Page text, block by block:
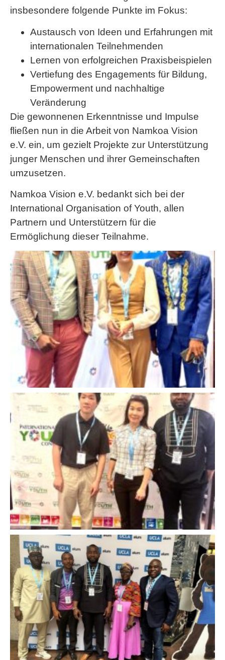
insbesondere folgende Punkte im Fokus:
Austausch von Ideen und Erfahrungen mit
internationalen Teilnehmenden
Lernen von erfolgreichen Praxisbeispielen
Vertiefung des Engagements für Bildung,
Empowerment und nachhaltige
Veränderung
Die gewonnenen Erkenntnisse und Impulse
fließen nun in die Arbeit von Namkoa Vision
e.V. ein, um gezielt Projekte zur Unterstützung
junger Menschen und ihrer Gemeinschaften
umzusetzen.
Namkoa Vision e.V. bedankt sich bei der
International Organisation of Youth, allen
Partnern und Unterstützern für die
Ermöglichung dieser Teilnahme.